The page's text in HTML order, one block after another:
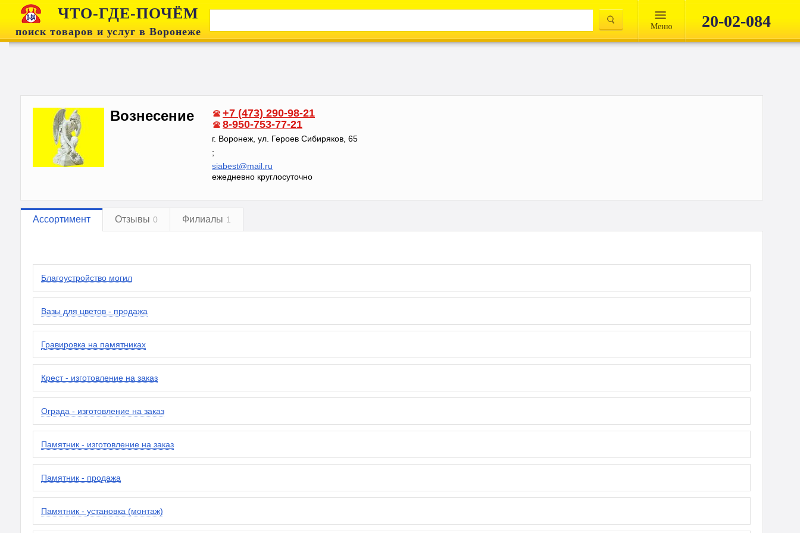
ЧТО-ГДЕ-ПОЧЁМ
поиск товаров и услуг в Воронеже Mеню 20-02-084
Вознесение
+7 (473) 290-98-21
8-950-753-77-21
г. Воронеж, ул. Героев Сибиряков, 65
;
siabest@mail.ru
ежедневно круглосуточно
Ассортимент Отзывы 0 Филиалы 1
Благоустройство могил
Вазы для цветов - продажа
Гравировка на памятниках
Крест - изготовление на заказ
Ограда - изготовление на заказ
Памятник - изготовление на заказ
Памятник - продажа
Памятник - установка (монтаж)